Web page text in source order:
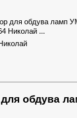
для обдува ламп
Николай ...
обдува